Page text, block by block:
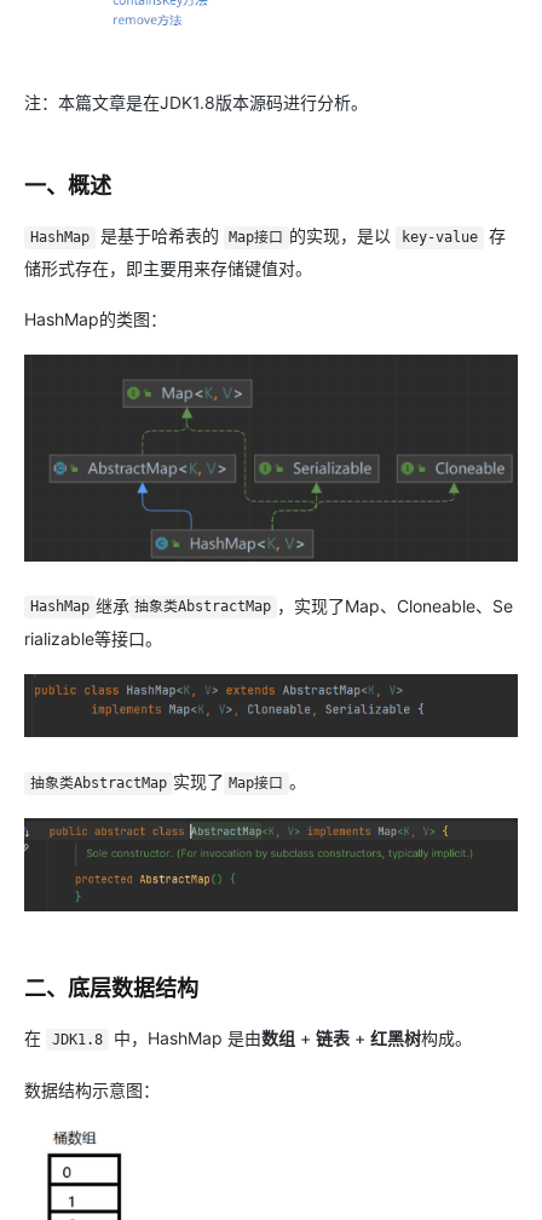
注：本篇文章是在JDK1.8版本源码进行分析。
一、概述
HashMap 是基于哈希表的 Map接口 的实现，是以 key-value
存
储形式存在，即主要用来存储键值对。
HashMap的类图：
HashMap 继承 抽象类AbstractMap ，实现了Map、Cloneable、Se
rializable等接口。
抽象类AbstractMap 实现了 Map接口 。
二、底层数据结构
在 JDK1.8 中，HashMap 是由数组 + 链表+ 红黑树构成。
数据结构示意图：